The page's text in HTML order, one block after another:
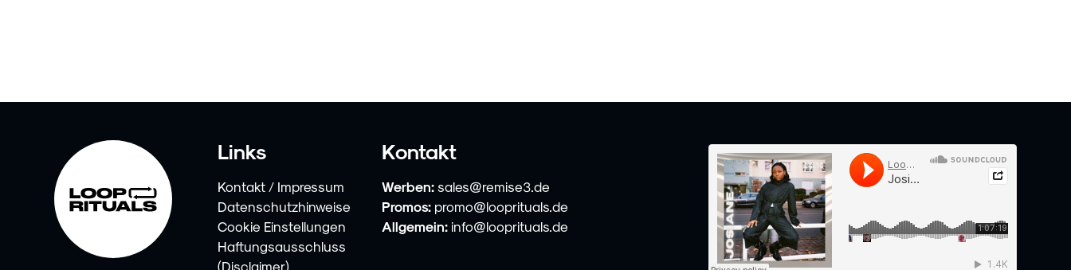
Links
Kontakt / Impressum
Datenschutzhinweise
Cookie Einstellungen
Haftungsausschluss
(Disclaimer)
Kontakt
Werben: sales@remise3.de
Promos: promo@looprituals.de
Allgemein: info@looprituals.de